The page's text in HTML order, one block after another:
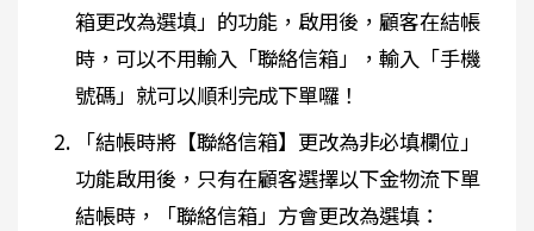
箱更改為選填」的功能，啟用後，顧客在結帳
時，可以不用輸入「聯絡信箱」，輸入「手機
號碼」就可以順利完成下單囉！
「結帳時將【聯絡信箱】更改為非必填欄位」
功能啟用後，只有在顧客選擇以下金物流下單
結帳時，「聯絡信箱」方會更改為選填：